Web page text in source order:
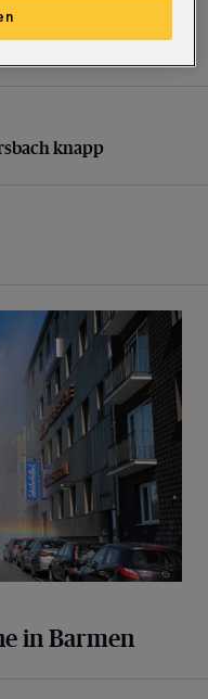
City
knapp
knapp
in Barmen